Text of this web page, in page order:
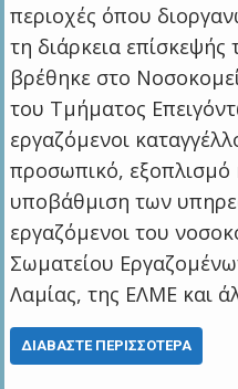
περιοχές όπου
τη διάρκεια
βρέθηκε στο
του Τμήματος
εργαζόμενοι
προσωπικό, εξοπλισμό
υποβάθμιση των
εργαζόμενοι του
Σωματείου
Λαμίας, της ΕΛΜΕ και
ΔΙΑΒΆΣΤΕ ΠΕΡΙΣΣΌΤΕΡΑ